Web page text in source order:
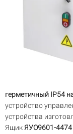
герметичный IP54
устройство
устройства
Ящик ЯУО9601-4474